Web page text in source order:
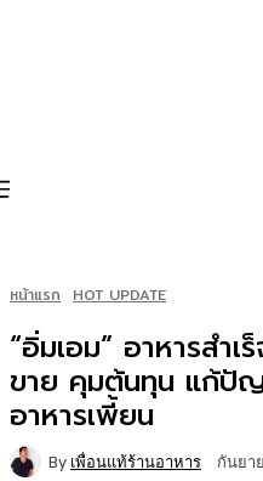
หน้าแรก HOT UPDATE
“อิ่มเอม” อาหารสำ
ขาย คุมต้นทุน แก้ปั
อาหารเพี้ยน
By เพื่อนแท้ร้านอาหาร กันยา